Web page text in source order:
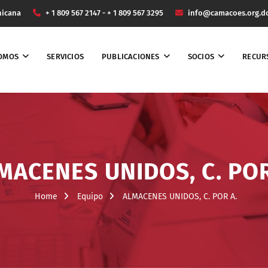
+ 1 809 567 2147 - + 1 809 567 3295
SERVICIOS PUBLICACIONES SOCIOS
UNIDOS, C.
Home Equipo ALMACENES UNIDOS, C. POR A.